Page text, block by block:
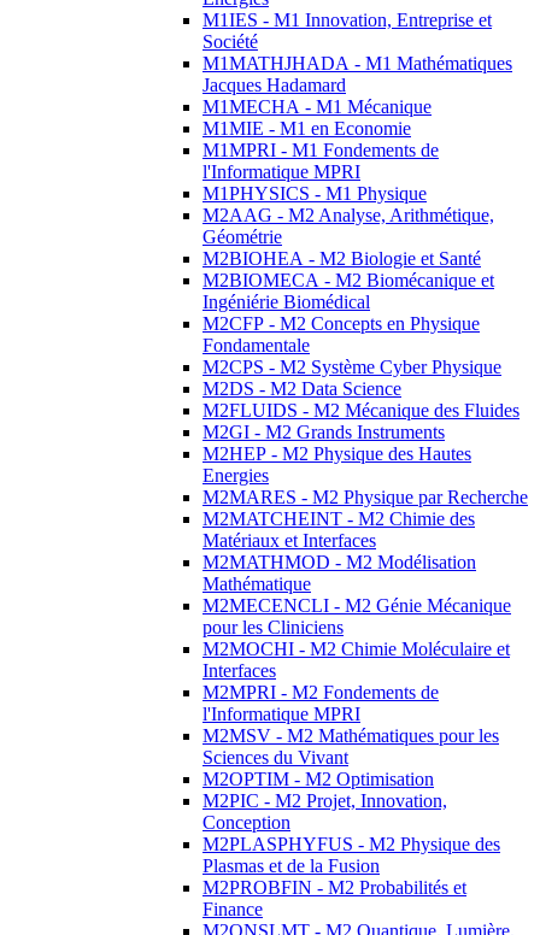
M1IES - M1 Innovation, Entreprise et
Société
M1MATHJHADA - M1 Mathématiques
Jacques Hadamard
M1MECHA - M1 Mécanique
M1MIE - M1 en Economie
M1MPRI - M1 Fondements de
l'Informatique MPRI
M1PHYSICS - M1 Physique
M2AAG - M2 Analyse, Arithmétique,
Géométrie
M2BIOHEA - M2 Biologie et Santé
M2BIOMECA - M2 Biomécanique et
Ingéniérie Biomédical
M2CFP - M2 Concepts en Physique
Fondamentale
M2CPS - M2 Système Cyber Physique
M2DS - M2 Data Science
M2FLUIDS - M2 Mécanique des Fluides
M2GI - M2 Grands Instruments
M2HEP - M2 Physique des Hautes
Energies
M2MARES - M2 Physique par Recherche
M2MATCHEINT - M2 Chimie des
Matériaux et Interfaces
M2MATHMOD - M2 Modélisation
Mathématique
M2MECENCLI - M2 Génie Mécanique
pour les Cliniciens
M2MOCHI - M2 Chimie Moléculaire et
Interfaces
M2MPRI - M2 Fondements de
l'Informatique MPRI
M2MSV - M2 Mathématiques pour les
Sciences du Vivant
M2OPTIM - M2 Optimisation
M2PIC - M2 Projet, Innovation,
Conception
M2PLASPHYFUS - M2 Physique des
Plasmas et de la Fusion
M2PROBFIN - M2 Probabilités et
Finance
M2QNSLMT - M2 Quantique, Lumière,